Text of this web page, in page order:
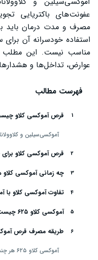
عفونت‌های باکتریایی
مصرف و مدت درمان باید
استفاده خودسرانه آن
مناسب نیست. این مطلب
عوارض، تداخل‌ها و
فهرست مطالب
قرص آموکسی کلاو
آموکسی‌سیلین و
قرص آموکسی کلاو
چه زمانی آموکسی
تفاوت آموکسی کلاو
آموکسی کلاو ۶۲۵ چیست و چرا قدرت فرآورده مهم است؟
طریقه مصرف قرص
آموکسی کلاو ۶۲۵ هر چند ساعت مصرف می‌شود؟